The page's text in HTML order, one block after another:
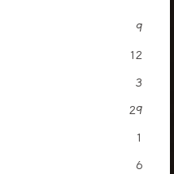
9
12
3
29
1
6